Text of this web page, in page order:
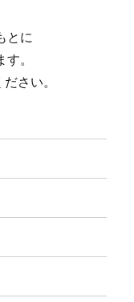
とに
。
さい。